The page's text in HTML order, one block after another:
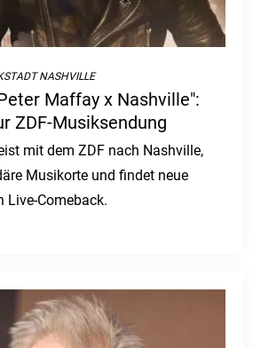
NASHVILLE
Maffay x Nashville":
ZDF-Musiksendung
mit dem ZDF nach Nashville,
Musikorte und findet neue
Live-Comeback.